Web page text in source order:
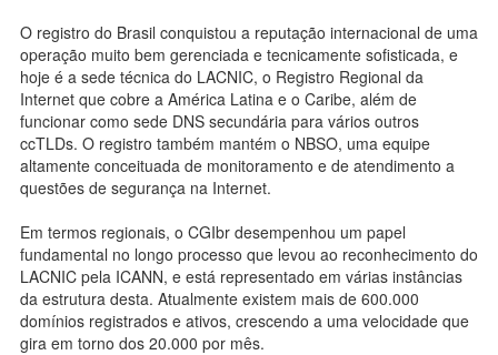
O registro do Brasil conquistou a reputação internacional de uma
operação muito bem gerenciada e tecnicamente sofisticada, e
hoje é a sede técnica do LACNIC, o Registro Regional da
Internet que cobre a América Latina e o Caribe, além de
funcionar como sede DNS secundária para vários outros
ccTLDs. O registro também mantém o NBSO, uma equipe
altamente conceituada de monitoramento e de atendimento a
questões de segurança na Internet.
Em termos regionais, o CGIbr desempenhou um papel
fundamental no longo processo que levou ao reconhecimento do
LACNIC pela ICANN, e está representado em várias instâncias
da estrutura desta. Atualmente existem mais de 600.000
domínios registrados e ativos, crescendo a uma velocidade que
gira em torno dos 20.000 por mês.